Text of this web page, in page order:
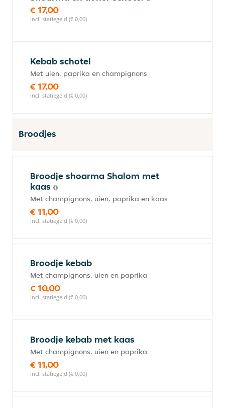
€ 17,00
incl. statiegeld (€ 0,00)
Kebab schotel
Met uien, paprika en champignons
€ 17,00
incl. statiegeld (€ 0,00)
Broodjes
Broodje shoarma Shalom met
kaas
Met champignons, uien, paprika en kaas
€ 11,00
incl. statiegeld (€ 0,00)
Broodje kebab
Met champignons, uien en paprika
€ 10,00
incl. statiegeld (€ 0,00)
Broodje kebab met kaas
Met champignons, uien en paprika
€ 11,00
incl. statiegeld (€ 0,00)